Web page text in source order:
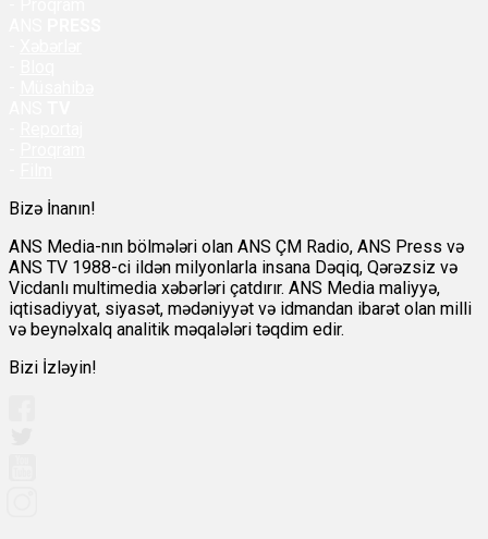
Bizə İnanın!
ANS Media-nın bölmələri olan ANS ÇM Radio, ANS Press və
ANS TV 1988-ci ildən milyonlarla insana Dəqiq, Qərəzsiz və
Vicdanlı multimedia xəbərləri çatdırır. ANS Media maliyyə,
iqtisadiyyat, siyasət, mədəniyyət və idmandan ibarət olan milli
və beynəlxalq analitik məqalələri təqdim edir.
Bizi İzləyin!